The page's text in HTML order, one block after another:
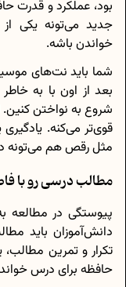
بود، عملکرد و قدرت
جدید می‌تونه یکی
خواندن باشه.
شما باید نت‌های
بعد از اون با به‌
شروع به نواختن کنین.
قوی‌تر می‌کنه.
مثل رقص هم می‌تونه
مطالب درسی رو با
پیوستگی در مطالعه
دانش‌آموزان باید
تکرار و تمرین
حافظه برای درس